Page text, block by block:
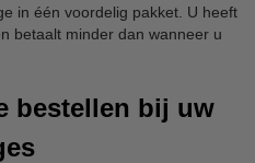
in één voordelig pakket. U heeft
betaalt minder dan wanneer u
bestellen bij uw